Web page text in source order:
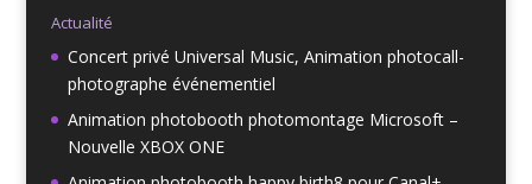
Actualité
Concert privé Universal Music, Animation photocall-
photographe événementiel
Animation photobooth photomontage Microsoft –
Nouvelle XBOX ONE